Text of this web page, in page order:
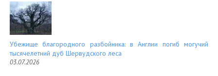
Убежище благородного разбойника: в Англии погиб могучий
тысячелетний дуб Шервудского леса
03.07.2026